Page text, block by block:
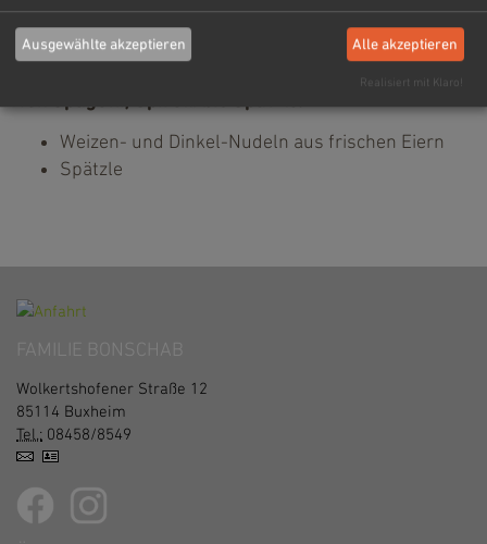
Nudeln
Weizen- und Dinkel-Nudeln aus frischen Eiern
Spätzle
FAMILIE BONSCHAB
Wolkertshofener Straße 12
85114 Buxheim
Tel.: 08458/8549
Ausgewählte akzeptieren Alle akzeptieren
Realisiert mit Klaro!